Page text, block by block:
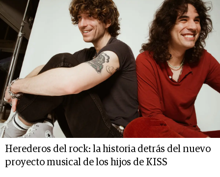
Herederos del rock: la historia detrás del nuevo
proyecto musical de los hijos de KISS